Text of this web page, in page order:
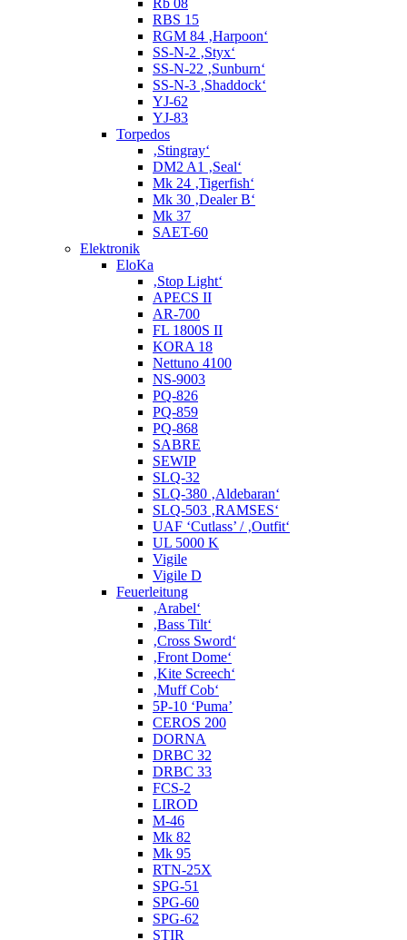
Rb 08
RBS 15
RGM 84 ‚Harpoon‘
SS-N-2 ‚Styx‘
SS-N-22 ‚Sunburn‘
SS-N-3 ‚Shaddock‘
YJ-62
YJ-83
Torpedos
‚Stingray‘
DM2 A1 ‚Seal‘
Mk 24 ‚Tigerfish‘
Mk 30 ‚Dealer B‘
Mk 37
SAET-60
Elektronik
EloKa
‚Stop Light‘
APECS II
AR-700
FL 1800S II
KORA 18
Nettuno 4100
NS-9003
PQ-826
PQ-859
PQ-868
SABRE
SEWIP
SLQ-32
SLQ-380 ‚Aldebaran‘
SLQ-503 ‚RAMSES‘
UAF ‘Cutlass’ / ‚Outfit‘
UL 5000 K
Vigile
Vigile D
Feuerleitung
‚Arabel‘
‚Bass Tilt‘
‚Cross Sword‘
‚Front Dome‘
‚Kite Screech‘
‚Muff Cob‘
5P-10 ‘Puma’
CEROS 200
DORNA
DRBC 32
DRBC 33
FCS-2
LIROD
M-46
Mk 82
Mk 95
RTN-25X
SPG-51
SPG-60
SPG-62
STIR